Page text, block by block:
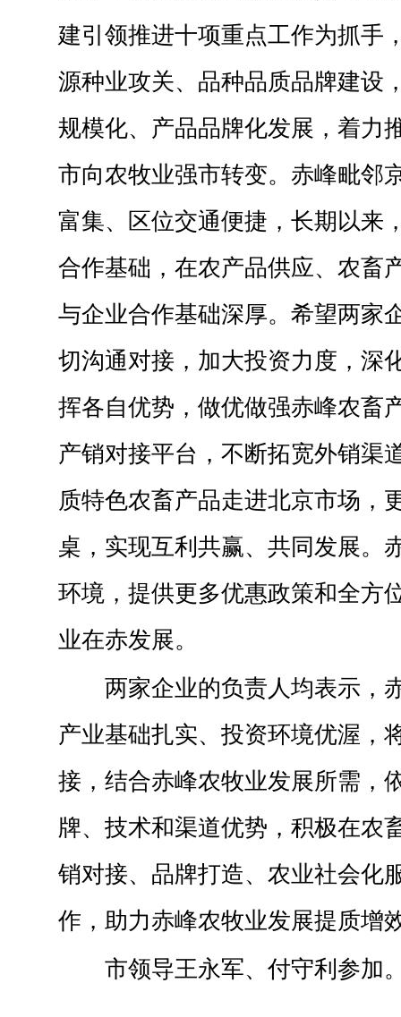
建引领推进十项重点工作为抓手
源种业攻关、品种品质品牌建设
规模化、产品品牌化发展，着力
市向农牧业强市转变。赤峰毗邻
富集、区位交通便捷，长期以来
合作基础，在农产品供应、农畜
与企业合作基础深厚。希望两家
切沟通对接，加大投资力度，深
挥各自优势，做优做强赤峰农畜
产销对接平台，不断拓宽外销渠
质特色农畜产品走进北京市场，
桌，实现互利共赢、共同发展。
环境，提供更多优惠政策和全方
业在赤发展。
两家企业的负责人均表示，
产业基础扎实、投资环境优渥，
接，结合赤峰农牧业发展所需，
牌、技术和渠道优势，积极在农
销对接、品牌打造、农业社会化
作，助力赤峰农牧业发展提质增
市领导王永军、付守利参加